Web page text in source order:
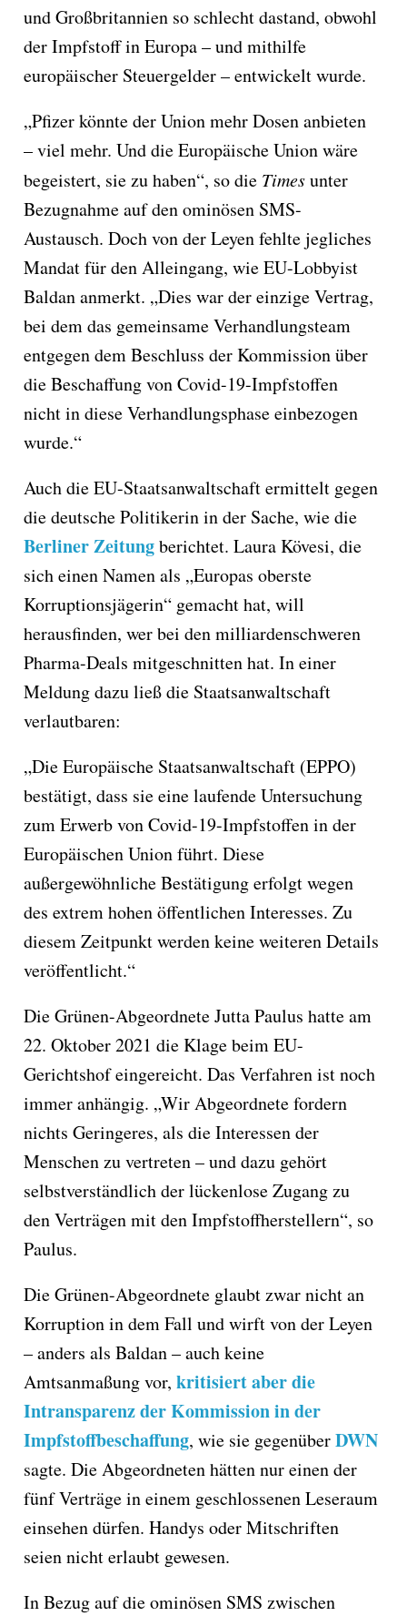
und Großbritannien so schlecht dastand, obwohl
der Impfstoff in Europa – und mithilfe
europäischer Steuergelder – entwickelt wurde.
„Pfizer könnte der Union mehr Dosen anbieten
– viel mehr. Und die Europäische Union wäre
begeistert, sie zu haben“, so die Timesunter
Bezugnahme auf den ominösen SMS-
Austausch. Doch von der Leyen fehlte jegliches
Mandat für den Alleingang, wie EU-Lobbyist
Baldan anmerkt. „Dies war der einzige Vertrag,
bei dem das gemeinsame Verhandlungsteam
entgegen dem Beschluss der Kommission über
die Beschaffung von Covid-19-Impfstoffen
nicht in diese Verhandlungsphase einbezogen
wurde.“
Auch die EU-Staatsanwaltschaft ermittelt gegen
die deutsche Politikerin in der Sache, wie die
Berliner Zeitungberichtet. Laura Kövesi, die
sich einen Namen als „Europas oberste
Korruptionsjägerin“ gemacht hat, will
herausfinden, wer bei den milliardenschweren
Pharma-Deals mitgeschnitten hat. In einer
Meldung dazu ließ die Staatsanwaltschaft
verlautbaren:
„Die Europäische Staatsanwaltschaft (EPPO)
bestätigt, dass sie eine laufende Untersuchung
zum Erwerb von Covid-19-Impfstoffen in der
Europäischen Union führt. Diese
außergewöhnliche Bestätigung erfolgt wegen
des extrem hohen öffentlichen Interesses. Zu
diesem Zeitpunkt werden keine weiteren Details
veröffentlicht.“
Die Grünen-Abgeordnete Jutta Paulus hatte am
22. Oktober 2021 die Klage beim EU-
Gerichtshof eingereicht. Das Verfahren ist noch
immer anhängig. „Wir Abgeordnete fordern
nichts Geringeres, als die Interessen der
Menschen zu vertreten – und dazu gehört
selbstverständlich der lückenlose Zugang zu
den Verträgen mit den Impfstoffherstellern“, so
Paulus.
Die Grünen-Abgeordnete glaubt zwar nicht an
Korruption in dem Fall und wirft von der Leyen
– anders als Baldan – auch keine
Amtsanmaßung vor, kritisiert aber die
Intransparenz der Kommission in der
Impfstoffbeschaffung, wie sie gegenüberDWN
sagte. Die Abgeordneten hätten nur einen der
fünf Verträge in einem geschlossenen Leseraum
einsehen dürfen. Handys oder Mitschriften
seien nicht erlaubt gewesen.
In Bezug auf die ominösen SMS zwischen